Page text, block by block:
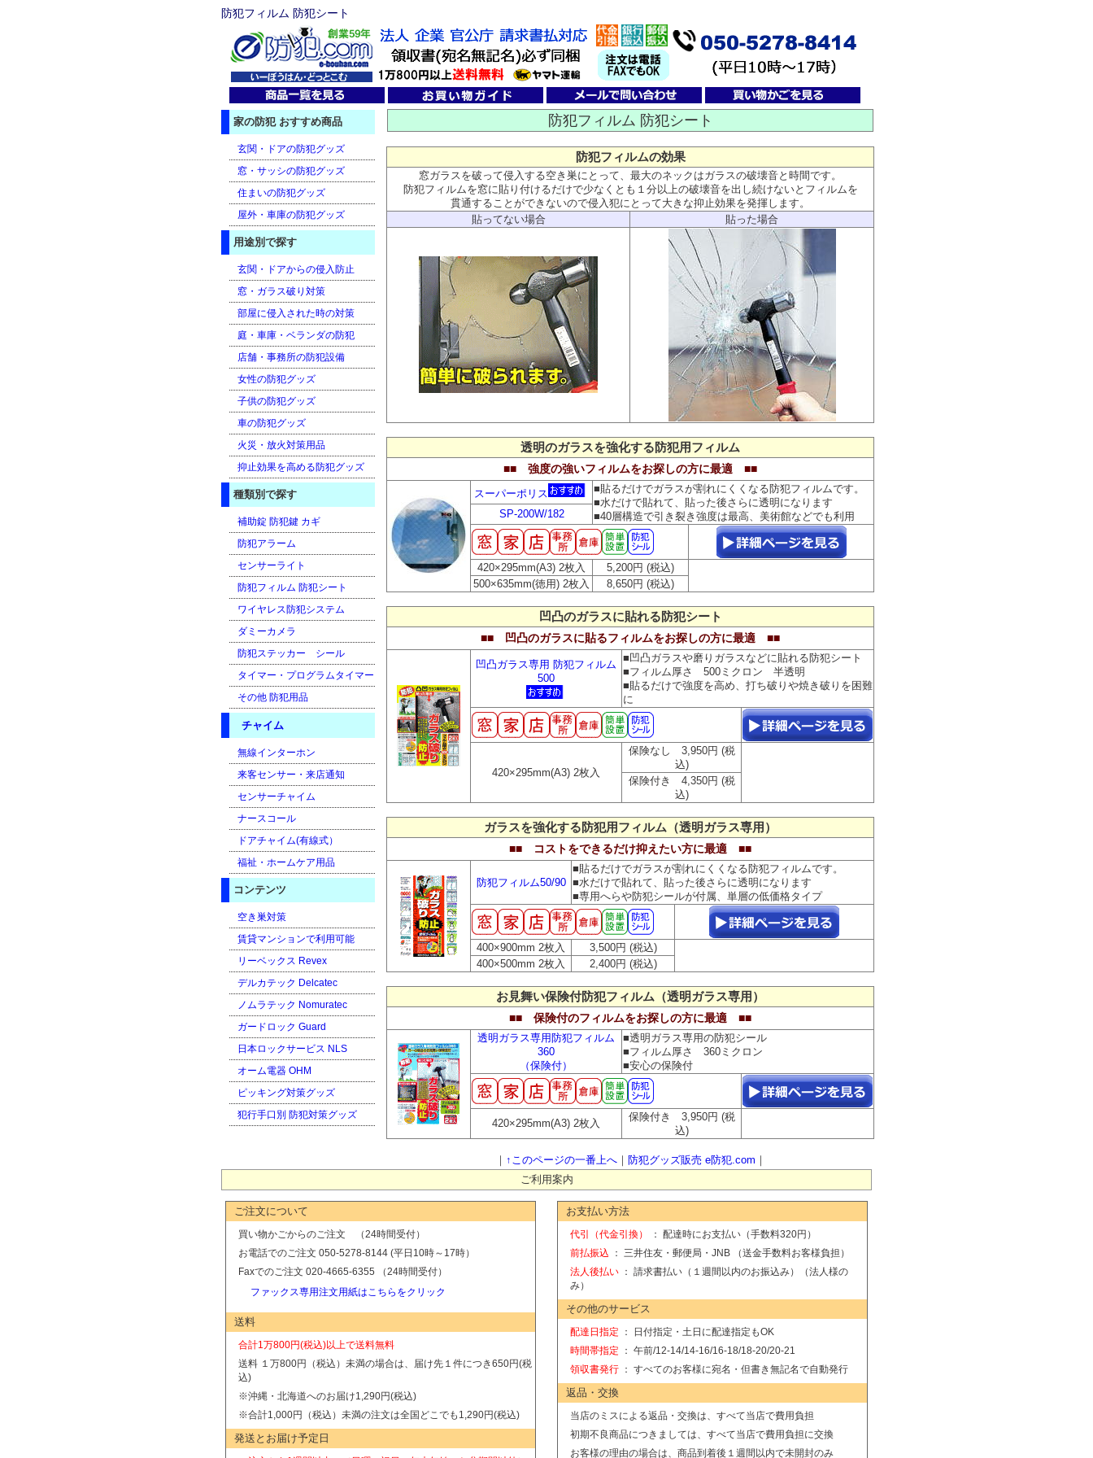
防犯フィルム 防犯シート
防犯フィルム 防犯シート
防犯フィルムの効果
窓ガラスを破って侵入する空き巣にとって、最大のネックはガラスの破壊音と時間です。
防犯フィルムを窓に貼り付けるだけで少なくとも１分以上の破壊音を出し続けないとフィルムを
貫通することができないので侵入犯にとって大きな抑止効果を発揮します。
貼ってない場合
貼った場合
透明のガラスを強化する防犯用フィルム
■■ 強度の強いフィルムをお探しの方に最適 ■■
スーパーポリス
■貼るだけでガラスが割れにくくなる防犯フィルムです。
■水だけで貼れて、貼った後さらに透明になります
■40層構造で引き裂き強度は最高、美術館などでも利用
SP-200W/182
420×295mm(A3) 2枚入
5,200円 (税込)
500×635mm(徳用) 2枚入
8,650円 (税込)
凹凸のガラスに貼れる防犯シート
■■ 凹凸のガラスに貼るフィルムをお探しの方に最適 ■■
凹凸ガラス専用 防犯フィルム
500
■凹凸ガラスや磨りガラスなどに貼れる防犯シート
■フィルム厚さ 500ミクロン 半透明
■貼るだけで強度を高め、打ち破りや焼き破りを困難
に
420×295mm(A3) 2枚入
保険なし 3,950円 (税
込)
保険付き 4,350円 (税
込)
ガラスを強化する防犯用フィルム（透明ガラス専用）
■■ コストをできるだけ抑えたい方に最適 ■■
防犯フィルム50/90
■貼るだけでガラスが割れにくくなる防犯フィルムです。
■水だけで貼れて、貼った後さらに透明になります
■専用へらや防犯シールが付属、単層の低価格タイプ
400×900mm 2枚入
3,500円 (税込)
400×500mm 2枚入
2,400円 (税込)
お見舞い保険付防犯フィルム（透明ガラス専用）
■■ 保険付のフィルムをお探しの方に最適 ■■
透明ガラス専用防犯フィルム
360
（保険付）
■透明ガラス専用の防犯シール
■フィルム厚さ 360ミクロン
■安心の保険付
420×295mm(A3) 2枚入
保険付き 3,950円 (税
込)
｜ ↑このページの一番上へ｜ 防犯グッズ販売 e防犯.com ｜
家の防犯 おすすめ商品
玄関・ドアの防犯グッズ
窓・サッシの防犯グッズ
住まいの防犯グッズ
屋外・車庫の防犯グッズ
用途別で探す
玄関・ドアからの侵入防止
窓・ガラス破り対策
部屋に侵入された時の対策
庭・車庫・ベランダの防犯
店舗・事務所の防犯設備
女性の防犯グッズ
子供の防犯グッズ
車の防犯グッズ
火災・放火対策用品
抑止効果を高める防犯グッズ
種類別で探す
補助錠 防犯鍵 カギ
防犯アラーム
センサーライト
防犯フィルム 防犯シート
ワイヤレス防犯システム
ダミーカメラ
防犯ステッカー シール
タイマー・プログラムタイマー
その他 防犯用品
チャイム
無線インターホン
来客センサー・来店通知
センサーチャイム
ナースコール
ドアチャイム(有線式）
福祉・ホームケア用品
コンテンツ
空き巣対策
賃貸マンションで利用可能
リーベックス Revex
デルカテック Delcatec
ノムラテック Nomuratec
ガードロック Guard
日本ロックサービス NLS
オーム電器 OHM
ピッキング対策グッズ
犯行手口別 防犯対策グッズ
ご利用案内
ご注文について
買い物かごからのご注文 （24時間受付）
お電話でのご注文 050-5278-8144 (平日10時～17時）
Faxでのご注文 020-4665-6355 （24時間受付）
ファックス専用注文用紙はこちらをクリック
送料
合計1万800円(税込)以上で送料無料
送料 １万800円（税込）未満の場合は、届け先１件につき650円(税
込)
※沖縄・北海道へのお届け1,290円(税込)
※合計1,000円（税込）未満の注文は全国どこでも1,290円(税込)
発送とお届け予定日
お支払い方法
代引（代金引換）
： 配達時にお支払い（手数料320円）
前払振込 ： 三井住友・郵便局・JNB （送金手数料お客様負担）
法人後払い ： 請求書払い（１週間以内のお振込み）（法人様の
み）
その他のサービス
配達日指定 ： 日付指定・土日に配達指定もOK
時間帯指定 ： 午前/12-14/14-16/16-18/18-20/20-21
領収書発行 ： すべてのお客様に宛名・但書き無記名で自動発行
返品・交換
当店のミスによる返品・交換は、すべて当店で費用負担
初期不良商品につきましては、すべて当店で費用負担に交換
お客様の理由の場合は、商品到着後１週間以内で未開封のみ